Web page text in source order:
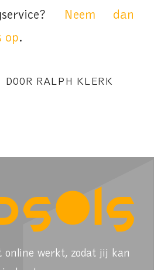
Neem dan
op.
DOOR RALPH KLERK
online werkt, zodat jij kan